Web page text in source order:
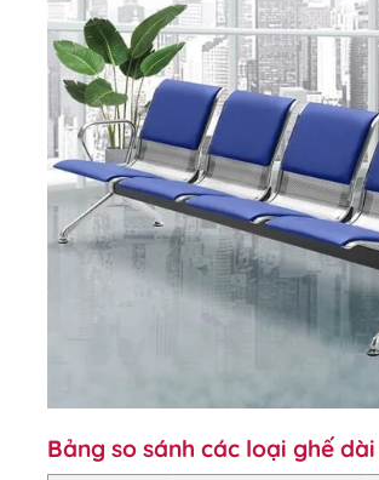
Bảng so sánh các loại ghế